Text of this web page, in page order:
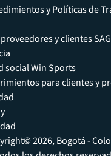
y Políticas de
y clientes
social Win Sports
para clientes y
2026, Bogotá -